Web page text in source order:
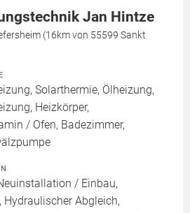
Jan Hintze
(16km von 55599 Sankt
Solarthermie, Ölheizung,
Heizkörper,
/ Ofen, Badezimmer,
/ Einbau,
Hydraulischer Abgleich,